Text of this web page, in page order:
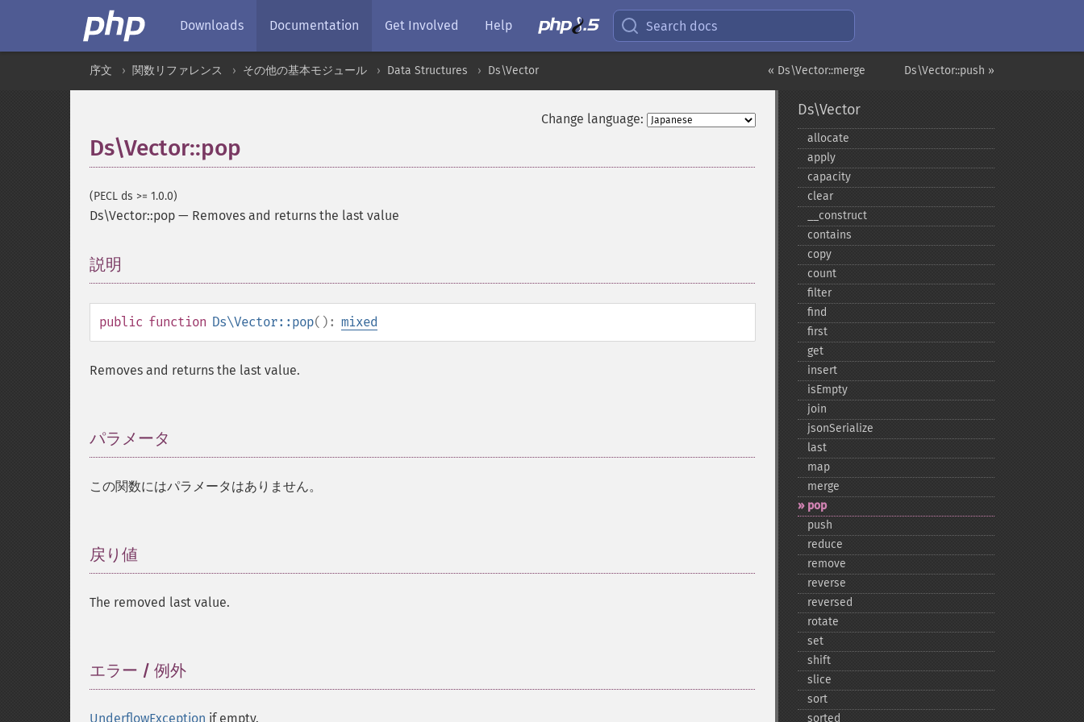
Downloads Documentation Get Involved Help Search docs
Ds\Vector::push »
« Ds\Vector::merge
序文 関数リファレンス その他の基本モジュール Data Structures Ds\Vector
Change language:
Ds\Vector::pop
(PECL ds >= 1.0.0)
Ds\Vector::pop — Removes and returns the last value
説明
public function Ds\Vector::pop(): mixed
Removes and returns the last value.
パラメータ
この関数にはパラメータはありません。
戻り値
The removed last value.
エラー / 例外
UnderflowException if empty.
Ds\Vector
allocate
apply
capacity
clear
_​_​construct
contains
copy
count
filter
find
first
get
insert
isEmpty
join
jsonSerialize
last
map
merge
pop
push
reduce
remove
reverse
reversed
rotate
set
shift
slice
sort
sorted